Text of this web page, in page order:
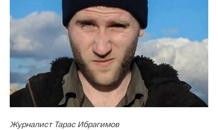
Журналист Тарас Ибрагимов